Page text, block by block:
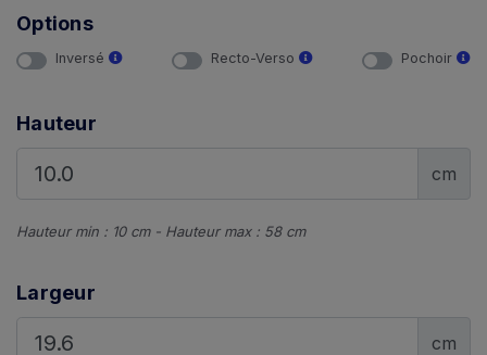
Options
Inversé Recto-Verso Pochoir
Hauteur
cm
Hauteur min : 10 cm - Hauteur max : 58 cm
Largeur
cm